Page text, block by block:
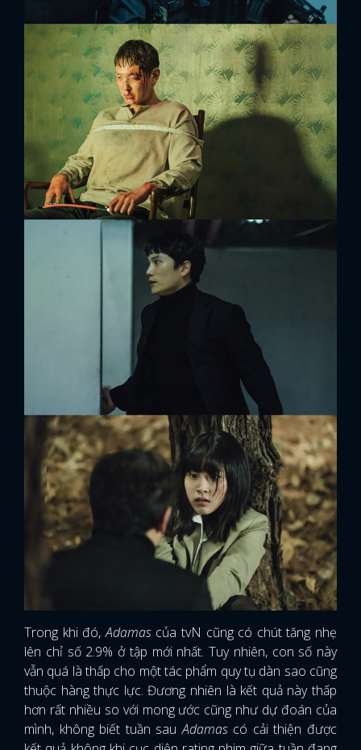
Trong khi đó,Adamascủa tvN cũng có chút tăng nhẹ
lên chỉ số 2.9% ở tập mới nhất. Tuy nhiên, con số này
vẫn quá là thấp cho một tác phẩm quy tụ dàn sao cũng
thuộc hàng thực lực. Đương nhiên là kết quả này thấp
hơn rất nhiều so với mong ước cũng như dự đoán của
mình, không biết tuần sauAdamascó cải thiện được